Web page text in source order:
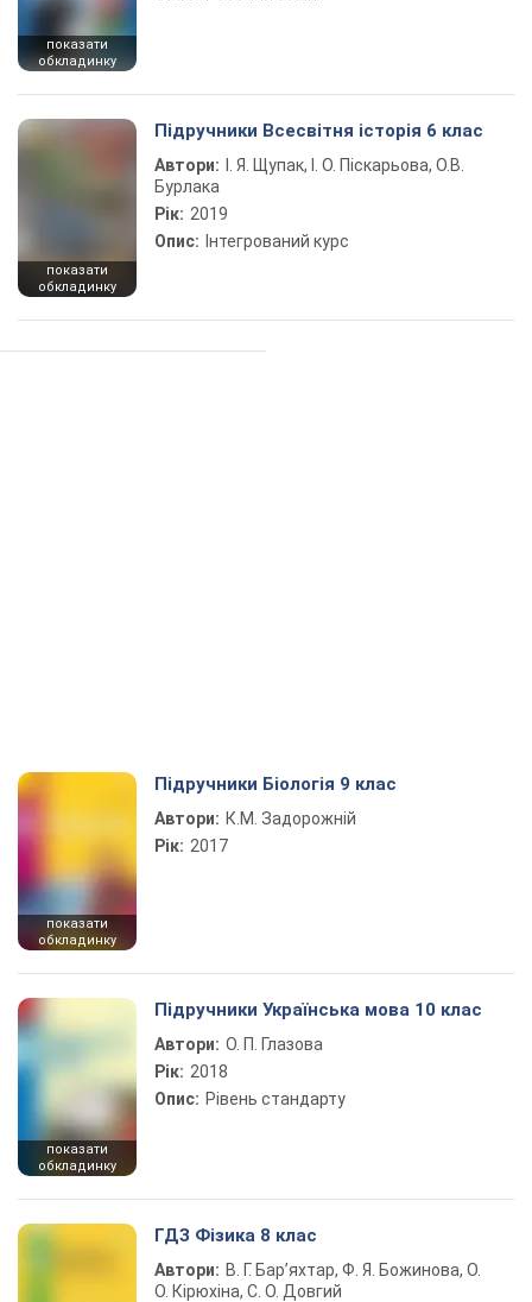
показати
обкладинку
показати
обкладинку
Підручники Всесвітня історія 6 клас
Автори:
І. Я. Щупак, І. О. Піскарьова, О.В.
Бурлака
Рік: 2019
Опис: Інтегрований курс
показати
обкладинку
Підручники Біологія 9 клас
Автори: К.М. Задорожній
Рік: 2017
показати
обкладинку
Підручники Українська мова 10 клас
Автори: О. П. Глазова
Рік: 2018
Опис: Рівень стандарту
ГДЗ Фізика 8 клас
Автори: В. Г. Бар’яхтар, Ф. Я. Божинова, О.
О. Кірюхіна, С. О. Довгий